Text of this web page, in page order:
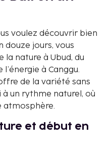
voulez découvrir bien
douze jours, vous
nature à Ubud, du
à Canggu.
de la variété sans
à un rythme naturel, où
atmosphère.
et début en